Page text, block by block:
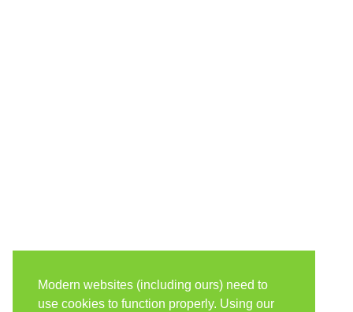
Modern websites (including ours) need to
use cookies to function properly. Using our